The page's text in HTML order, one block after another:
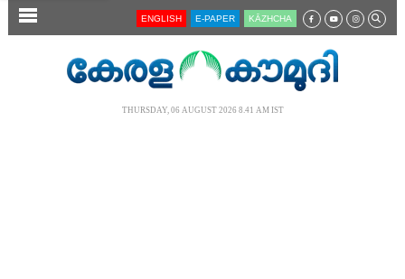
SECTIONS ENGLISH E-PAPER KĀZHCHA
THURSDAY, 06 AUGUST 2026 8.41 AM IST